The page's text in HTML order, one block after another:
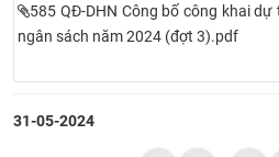
ĐẢM BẢO CHẤT LƯỢNG
KHOA HỌC CÔNG NGHỆ
HTQT
585 QĐ-DHN Công bố công khai dự
ngân sách năm 2024 (đợt 3).pdf
31-05-2024